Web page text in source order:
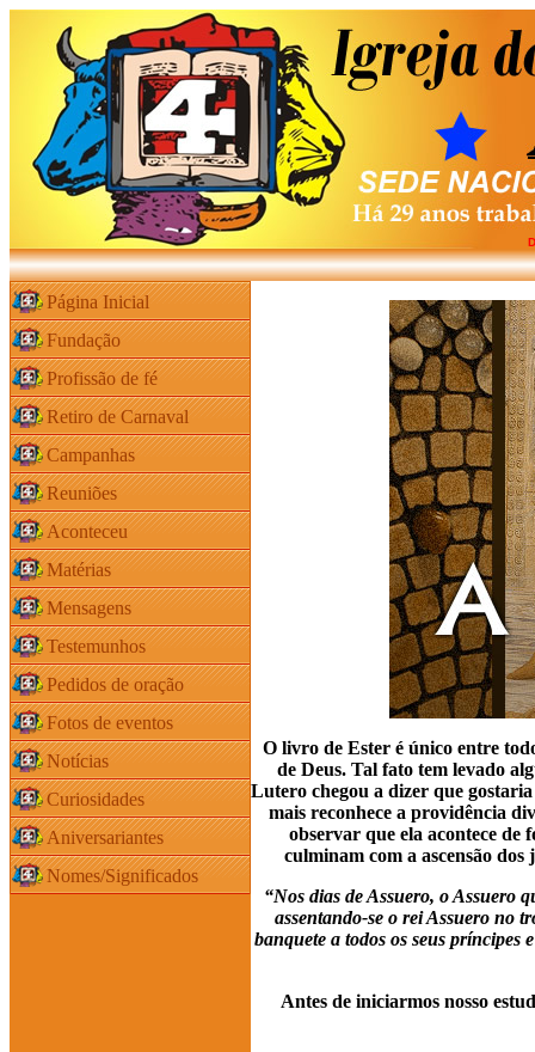
Página Inicial
Fundação
Profissão de fé
Retiro de Carnaval
Campanhas
Reuniões
Aconteceu
Matérias
Mensagens
Testemunhos
Pedidos de oração
Fotos de eventos
Notícias
Curiosidades
Aniversariantes
Nomes/Significados
O livro de Ester é único entre
de Deus. Tal fato tem levado
Lutero chegou a dizer que
mais reconhece a providência
observar que ela acontece de
culminam com a ascensão
“Nos dias de Assuero, o Assuero
assentando-se o rei Assuero no
banquete a todos os seus príncipes
Antes de iniciarmos nosso